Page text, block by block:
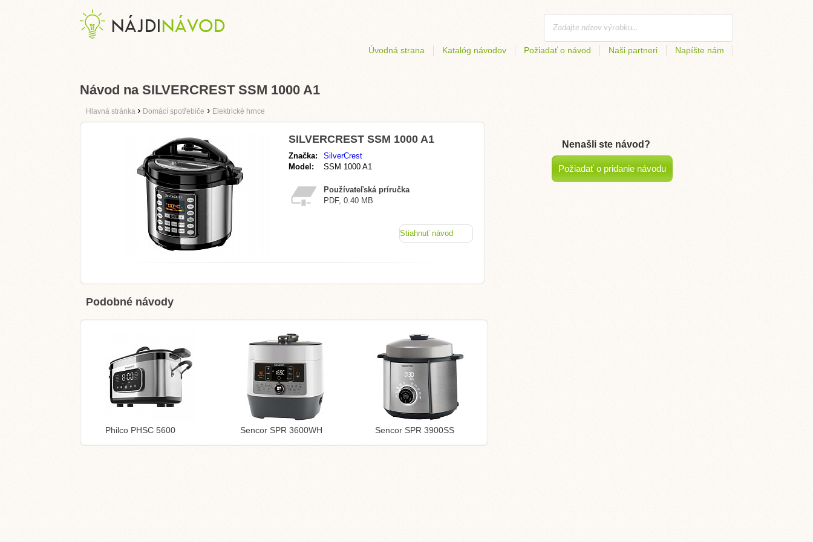
Úvodná strana Katalóg návodov Požiadať o návod Naši partneri Napíšte nám
Návod na SILVERCREST SSM 1000 A1
Hlavná stránka › Domácí spotřebiče › Elektrické hrnce
SILVERCREST SSM 1000 A1
Značka:
SilverCrest
Model:
SSM 1000 A1
Používateľská príručka
PDF, 0.40 MB
Stiahnuť návod
Podobné návody
Philco PHSC 5600 Sencor SPR 3600WH Sencor SPR 3900SS
Nenašli ste návod?
Požiadať o pridanie návodu